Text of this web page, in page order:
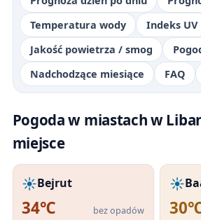
Temperatura wody
Indeks UV
Jakość powietrza / smog
Nadchodzące miesiące
FAQ
Pogoda w miastach w
miejsce
☀️Bejrut
34℃ bez opadów
☀️